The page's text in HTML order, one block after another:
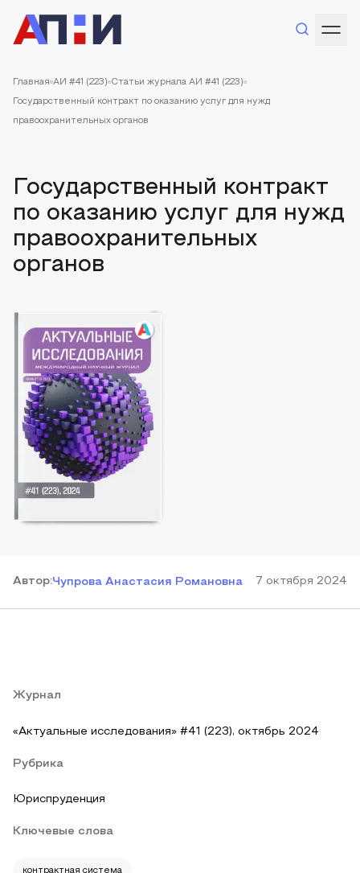
Главная АИ #41 (223) Статьи журнала АИ #41 (223)
Государственный контракт по оказанию услуг для нужд
правоохранительных органов
Государственный контракт
по оказанию услуг для нужд
правоохранительных
органов
Автор:Чупрова Анастасия Романовна 7 октября 2024
Журнал
«Актуальные исследования» #41 (223), октябрь 2024
Рубрика
Юриспруденция
Ключевые слова
контрактная система